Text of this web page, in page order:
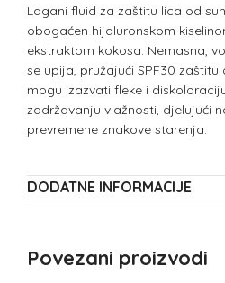
Lagani fluid za zaštitu lica od
obogaćen hijaluronskom
ekstraktom kokosa. Nemasna,
se upija, pružajući SPF30 zaštitu
mogu izazvati fleke i
zadržavanju vlažnosti, djelujući
prevremene znakove starenja.
DODATNE INFORMACIJE
Povezani proizvodi